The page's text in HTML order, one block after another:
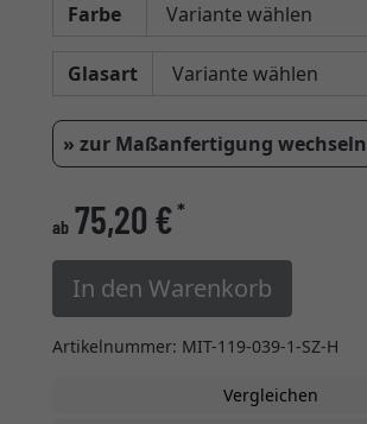
Farbe
Glasart
» zur Maßanfertigung wechseln
ab 75,20 €*
In den Warenkorb
Artikelnummer: MIT-119-039-1-SZ-H
Vergleichen